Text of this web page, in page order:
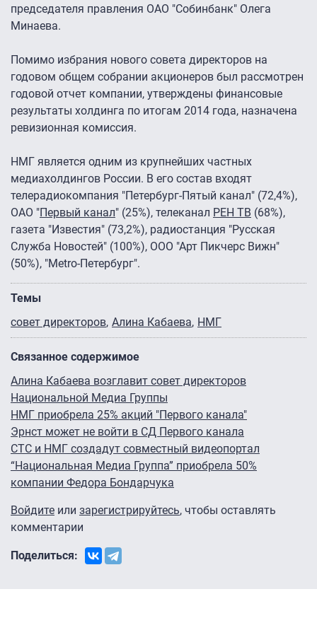
председателя правления ОАО "Собинбанк" Олега
Минаева.
Помимо избрания нового совета директоров на
годовом общем собрании акционеров был рассмотрен
годовой отчет компании, утверждены финансовые
результаты холдинга по итогам 2014 года, назначена
ревизионная комиссия.
НМГ является одним из крупнейших частных
медиахолдингов России. В его состав входят
телерадиокомпания "Петербург-Пятый канал" (72,4%),
ОАО "Первый канал" (25%), телеканал РЕН ТВ (68%),
газета "Известия" (73,2%), радиостанция "Русская
Служба Новостей" (100%), ООО "Арт Пикчерс Вижн"
(50%), "Metro-Петербург".
Темы
совет директоров Алина Кабаева НМГ
Связанное содержимое
Алина Кабаева возглавит совет директоров
Национальной Медиа Группы
НМГ приобрела 25% акций "Первого канала"
Эрнст может не войти в СД Первого канала
СТС и НМГ создадут совместный видеопортал
“Национальная Медиа Группа” приобрела 50%
компании Федора Бондарчука
Войдите или зарегистрируйтесь, чтобы оставлять
комментарии
Поделиться: